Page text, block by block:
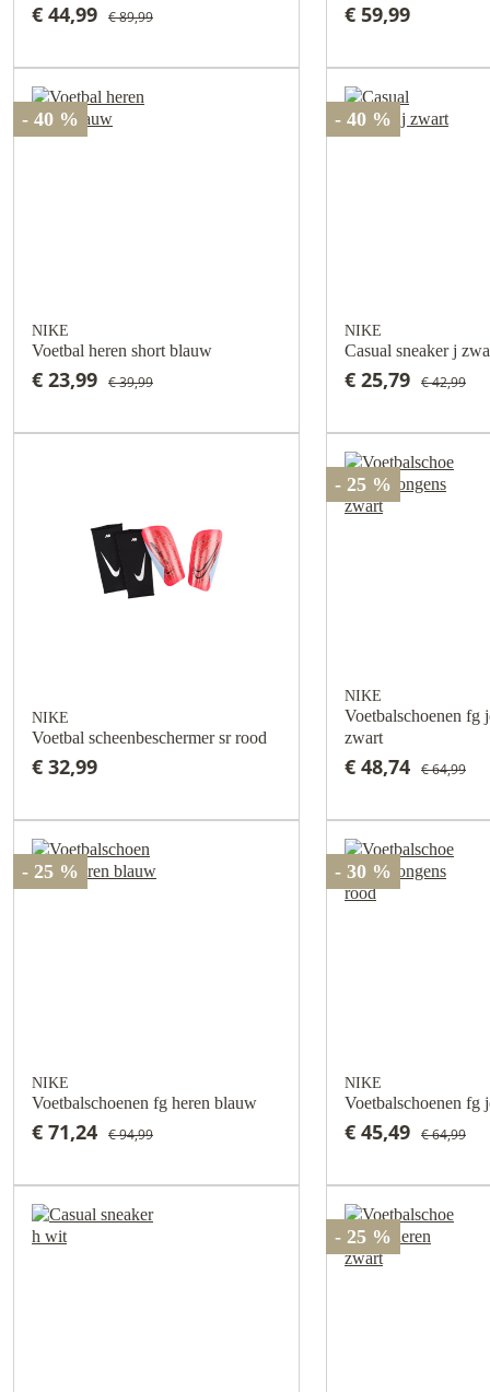
€ 44,99 € 89,99 € 59,99
- 40 %
NIKE
Voetbal heren short blauw
€ 23,99 € 39,99
- 40 %
NIKE
Casual sneaker j
€ 25,79 € 42,99
NIKE
Voetbal scheenbeschermer sr rood
€ 32,99
- 25 %
NIKE
Voetbalschoenen fg
zwart
€ 48,74 € 64,99
- 25 %
NIKE
Voetbalschoenen fg heren blauw
€ 71,24 € 94,99
- 30 %
NIKE
Voetbalschoenen fg
€ 45,49 € 64,99
- 25 %